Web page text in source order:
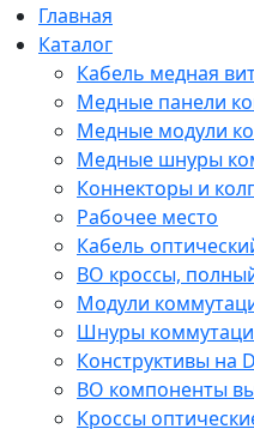
Главная
Каталог
Кабель медная
Медные панели
Медные модули
Медные шнуры
Коннекторы и
Рабочее место
Кабель
ВО кроссы,
Модули
Шнуры
Конструктивы на
ВО компоненты
Кроссы